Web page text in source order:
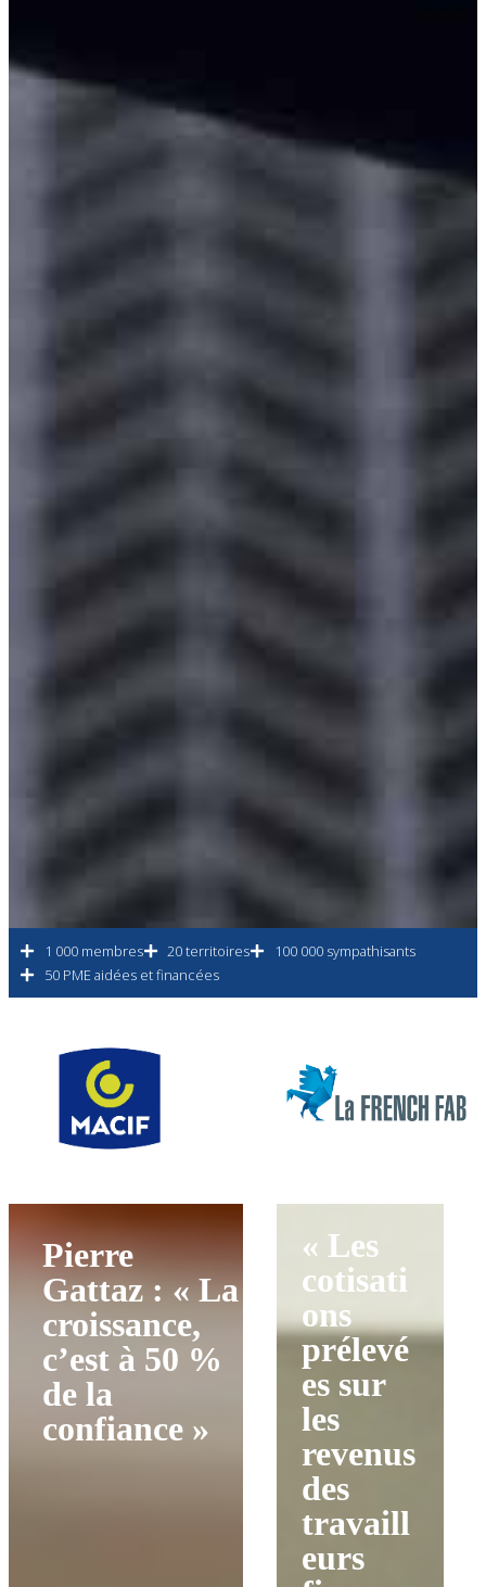
1 000 membres 20 territoires
100 000 sympathisants
50 PME aidées et financées
Pierre
Gattaz : « La
croissance,
c’est à 50 %
de la
confiance »
« Les
cotisati
ons
prélevé
es sur
les
revenus
des
travaill
eurs